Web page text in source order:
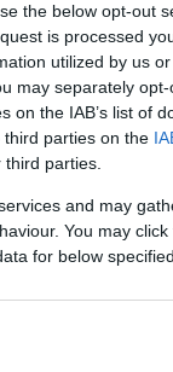
the below opt-out
is processed
utilized by us
may separately
on the IAB’s list of
parties on the
parties.
and may
You may
for below
1 μπλοκ),
4 (3/
1 μπλοκ),
3 μπλοκ),
(1 άσο),